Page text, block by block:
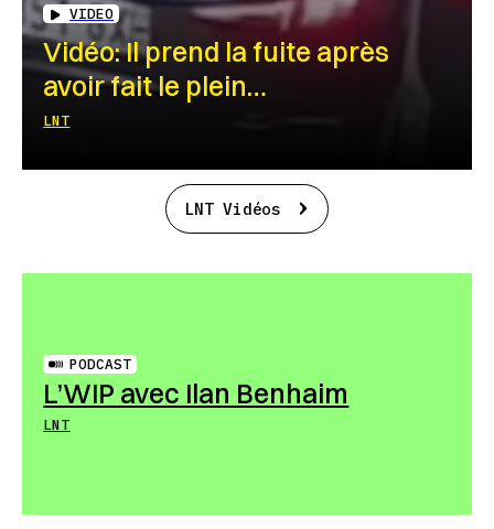
VIDEO
Vidéo: Il prend la fuite après
avoir fait le plein…
LNT
LNT Vidéos
PODCAST
L’WIP avec Ilan Benhaim
LNT